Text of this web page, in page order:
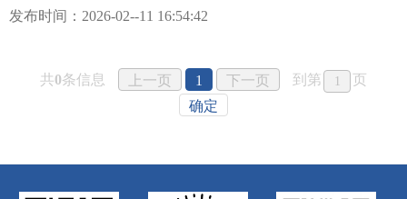
发布时间：2026-02--11 16:54:42
共0条信息 上一页 1 下一页 到第
页
确定